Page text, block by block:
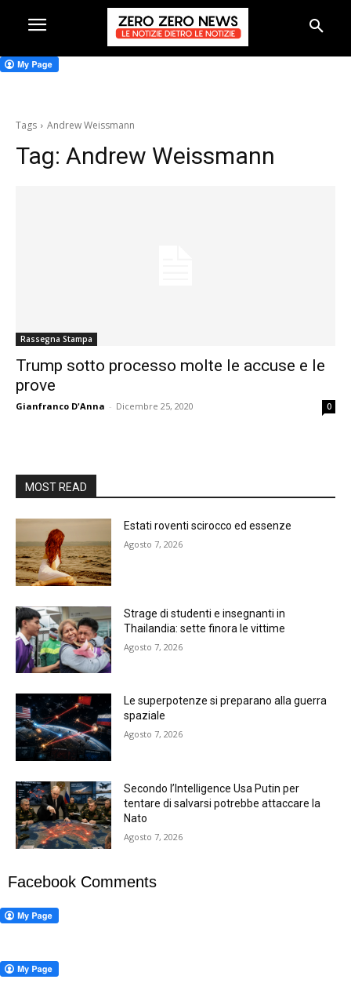
Tags Andrew Weissmann
Tag: Andrew Weissmann
Rassegna Stampa
Trump sotto processo molte le accuse e le
prove
Gianfranco D'Anna - Dicembre 25, 2020 0
MOST READ
Estati roventi scirocco ed essenze
Agosto 7, 2026
Strage di studenti e insegnanti in
Thailandia: sette finora le vittime
Agosto 7, 2026
Le superpotenze si preparano alla guerra
spaziale
Agosto 7, 2026
Secondo l’Intelligence Usa Putin per
tentare di salvarsi potrebbe attaccare la
Nato
Agosto 7, 2026
Facebook Comments